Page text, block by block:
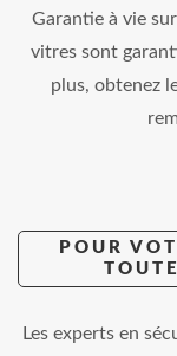
Garantie à vie
vitres sont
plus, obtenez
POUR
Les experts en